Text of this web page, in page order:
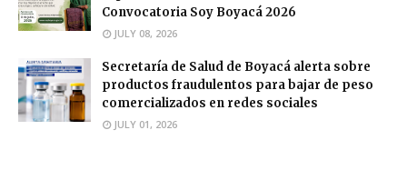
Convocatoria Soy Boyacá 2026
JULY 08, 2026
Secretaría de Salud de Boyacá alerta sobre
productos fraudulentos para bajar de peso
comercializados en redes sociales
JULY 01, 2026